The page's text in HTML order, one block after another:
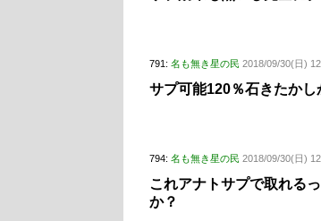
791: 名も無き星の民 2018/09/30(日)
サプ可能120％石きたか
794: 名も無き星の民 2018/09/30(日)
これアナトサプで取れる
か？